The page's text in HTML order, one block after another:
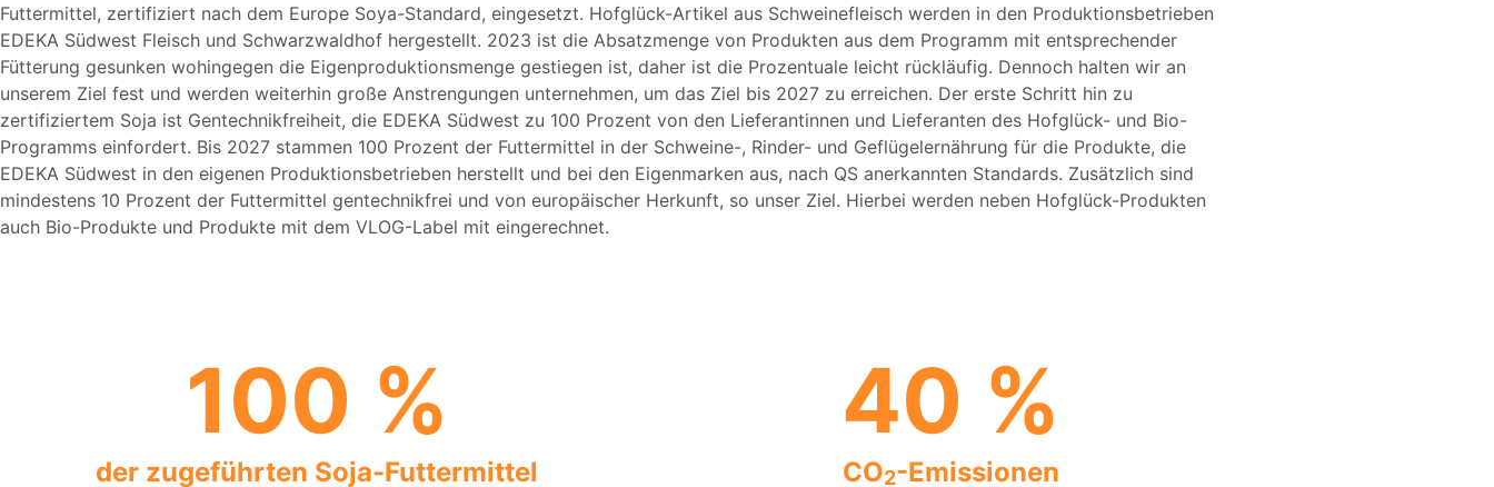
Futtermittel, zertifiziert nach dem Europe Soya-Standard, eingesetzt. Hofglück-Artikel aus Schweinefleisch werden in den Produktionsbetrieben
EDEKA Südwest Fleisch und Schwarzwaldhof hergestellt. 2023 ist die Absatzmenge von Produkten aus dem Programm mit entsprechender
Fütterung gesunken wohingegen die Eigenproduktionsmenge gestiegen ist, daher ist die Prozentuale leicht rückläufig. Dennoch halten wir an
unserem Ziel fest und werden weiterhin große Anstrengungen unternehmen, um das Ziel bis 2027 zu erreichen. Der erste Schritt hin zu
zertifiziertem Soja ist Gentechnikfreiheit, die EDEKA Südwest zu 100 Prozent von den Lieferantinnen und Lieferanten des Hofglück- und Bio-
Programms einfordert. Bis 2027 stammen 100 Prozent der Futtermittel in der Schweine-, Rinder- und Geflügelernährung für die Produkte, die
EDEKA Südwest in den eigenen Produktionsbetrieben herstellt und bei den Eigenmarken aus, nach QS anerkannten Standards. Zusätzlich sind
mindestens 10 Prozent der Futtermittel gentechnikfrei und von europäischer Herkunft, so unser Ziel. Hierbei werden neben Hofglück-Produkten
auch Bio-Produkte und Produkte mit dem VLOG-Label mit eingerechnet.
der zugeführten Soja-Futtermittel
100 %
CO2-Emissionen
40 %